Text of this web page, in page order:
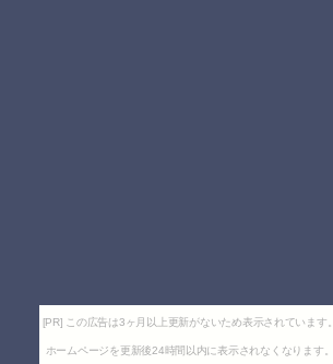
[PR] この広告は3ヶ月以上更新がないため表示されています。
ホームページを更新後24時間以内に表示されなくなります。